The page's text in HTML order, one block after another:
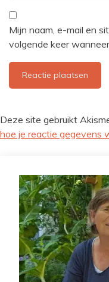
Mijn naam, e-mail en
volgende keer
Deze site gebruikt
hoe je reactie gegevens